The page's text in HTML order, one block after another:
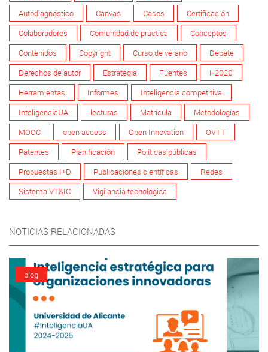
Autodiagnóstico
Canvas Casos
Certificación
Colaboradores
Comunidad de práctica
Conceptos
Contenidos
Copyright Curso de verano
Debate
Derechos de autor
Estrategia Fuentes
H2020
Herramientas
Informes
Inteligencia competitiva
InteligenciaUA
lecturas Matrícula
Metodologías
MOOC
open access Open Innovation
OVTT
Patentes
Planificación
Políticas públicas
Propuestas I+D
Publicaciones científicas
Redes
Sistema VT&IC
Vigilancia tecnológica
NOTICIAS RELACIONADAS
blog